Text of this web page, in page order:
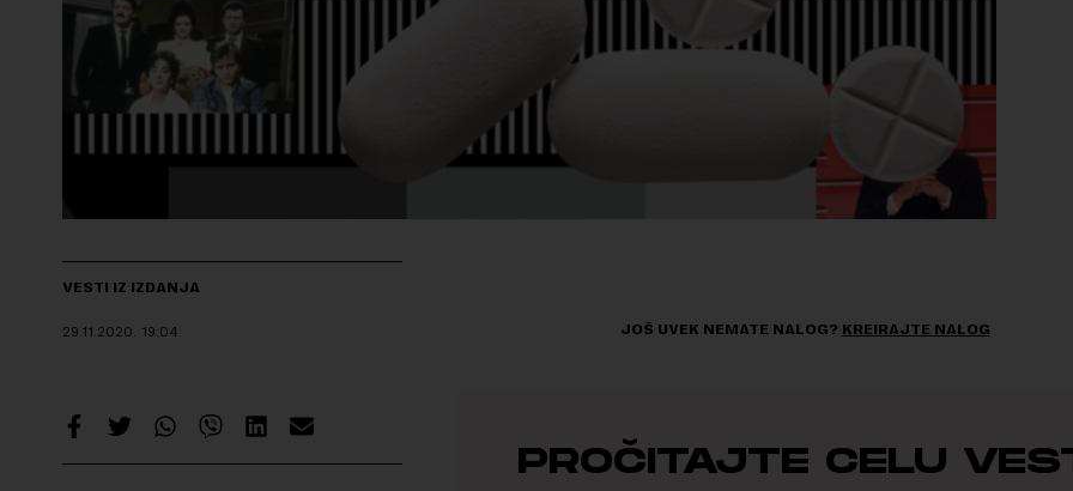
VESTI IZ IZDANJA
29.11.2020. 19:04 JOŠ UVEK NEMATE NALOG? KREIRAJTE NALOG
PROČITAJTE CELU